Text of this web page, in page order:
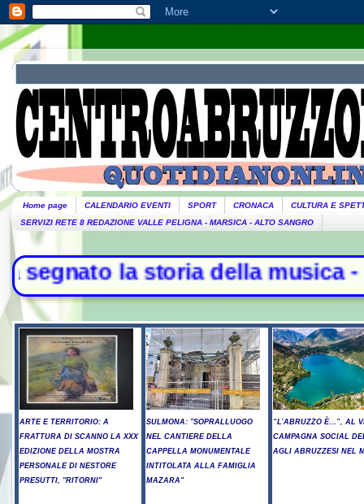
Home page CALENDARIO EVENTI SPORT CRONACA
CULTURA E
SERVIZI RETE 8 REDAZIONE VALLE PELIGNA - MARSICA - ALTO SANGRO
della musica -
ARTE E TERRITORIO: A
FRATTURA DI SCANNO LA XXX
EDIZIONE DELLA MOSTRA
PERSONALE DI NESTORE
PRESUTTI, "RITORNI"
SULMONA: "SOPRALLUOGO
NEL CANTIERE DELLA
CAPPELLA MONUMENTALE
INTITOLATA ALLA FAMIGLIA
MAZARA"
“L’ABRUZZO È…”, AL
CAMPAGNA SOCIAL
AGLI ABRUZZESI NEL